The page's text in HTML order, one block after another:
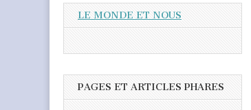
LE MONDE ET NOUS
PAGES ET ARTICLES PHARES